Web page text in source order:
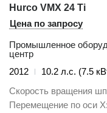
Hurco VMX 24 Ti
Цена по запросу
Промышленное
центр
2012
10.2 л.с. (7.5
Скорость вращения
Перемещение по оси X